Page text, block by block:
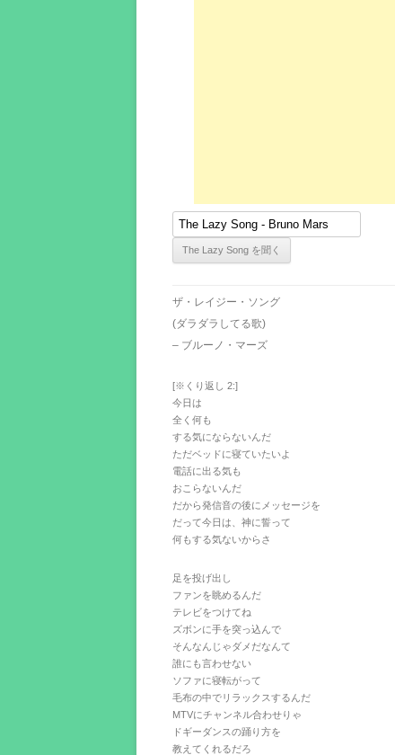
ザ・レイジー・ソング
(ダラダラしてる歌)
– ブルーノ・マーズ
[※くり返し 2:]
今日は
全く何も
する気にならないんだ
ただベッドに寝ていたいよ
電話に出る気も
おこらないんだ
だから発信音の後にメッセージを
だって今日は、神に誓って
何もする気ないからさ
足を投げ出し
ファンを眺めるんだ
テレビをつけてね
ズボンに手を突っ込んで
そんなんじゃダメだなんて
誰にも言わせない
ソファに寝転がって
毛布の中でリラックスするんだ
MTVにチャンネル合わせりゃ
ドギーダンスの踊り方を
教えてくれるだろ